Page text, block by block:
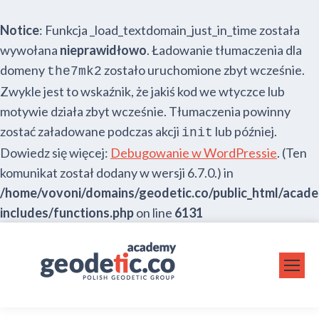
Notice: Funkcja _load_textdomain_just_in_time została
wywołana nieprawidłowo. Ładowanie tłumaczenia dla
domeny the7mk2 zostało uruchomione zbyt wcześnie.
Zwykle jest to wskaźnik, że jakiś kod we wtyczce lub
motywie działa zbyt wcześnie. Tłumaczenia powinny
zostać załadowane podczas akcji init lub później.
Dowiedz się więcej: Debugowanie w WordPressie. (Ten
komunikat został dodany w wersji 6.7.0.) in
/home/vovoni/domains/geodetic.co/public_html/
includes/functions.phpon line 6131